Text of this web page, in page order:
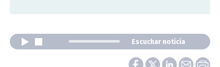
Escuchar noticia